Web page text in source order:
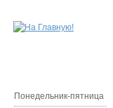
Понедельник-пятница